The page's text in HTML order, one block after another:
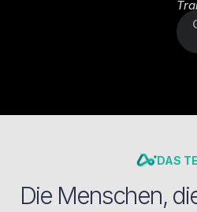
DAS
Die Menschen,